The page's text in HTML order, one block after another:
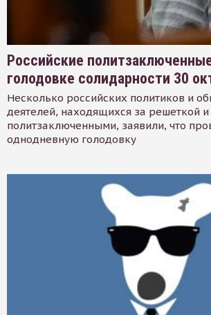
Российские
голодовке солидарности 30
Несколько российских политиков и
деятелей, находящихся за решеткой
политзаключенными, заявили, что
однодневную голодовку